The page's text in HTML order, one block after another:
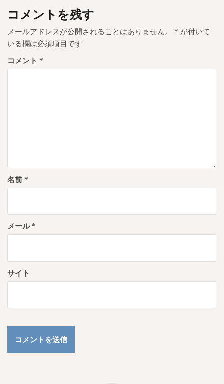
ゲ
ー
シ
ョ
コメントを残す
メールアドレスが公開されることはありません。 * が付いて
いる欄は必須項目です
コメント *
名前 *
メール*
サイト